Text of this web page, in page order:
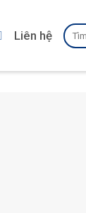
Liên hệ
Tìm
kiếm: